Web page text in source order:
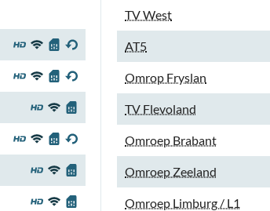
TV West
AT5
Omrop Fryslan
TV Flevoland
Omroep Brabant
Omroep Zeeland
Omroep Limburg / L1